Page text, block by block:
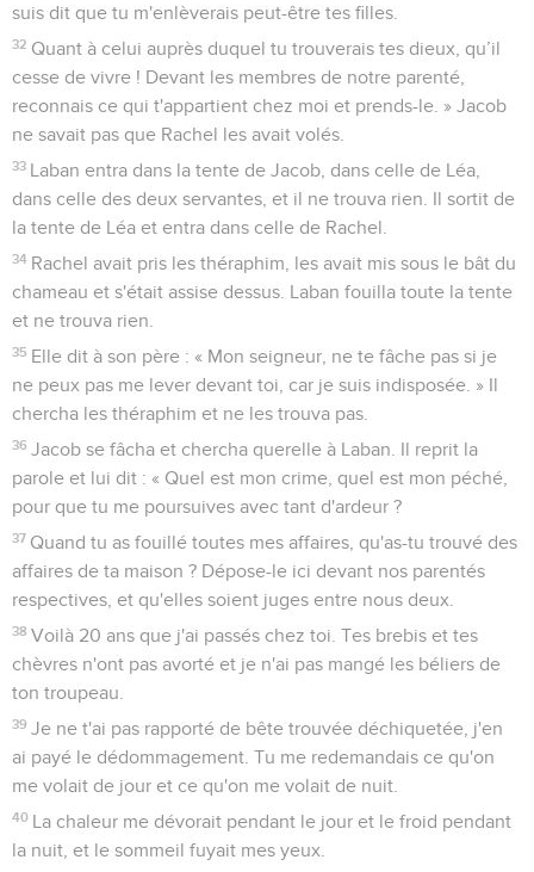
suis dit que tu m'enlèverais peut-être tes filles.
32 Quant à celui auprès duquel tu trouverais tes dieux, qu’il
cesse de vivre ! Devant les membres de notre parenté,
reconnais ce qui t'appartient chez moi et prends-le. » Jacob
ne savait pas que Rachel les avait volés.
33 Laban entra dans la tente de Jacob, dans celle de Léa,
dans celle des deux servantes, et il ne trouva rien. Il sortit de
la tente de Léa et entra dans celle de Rachel.
34 Rachel avait pris les théraphim, les avait mis sous le bât du
chameau et s'était assise dessus. Laban fouilla toute la tente
et ne trouva rien.
35 Elle dit à son père : « Mon seigneur, ne te fâche pas si je
ne peux pas me lever devant toi, car je suis indisposée. » Il
chercha les théraphim et ne les trouva pas.
36 Jacob se fâcha et chercha querelle à Laban. Il reprit la
parole et lui dit : « Quel est mon crime, quel est mon péché,
pour que tu me poursuives avec tant d'ardeur ?
37 Quand tu as fouillé toutes mes affaires, qu'as-tu trouvé des
affaires de ta maison ? Dépose-le ici devant nos parentés
respectives, et qu'elles soient juges entre nous deux.
38 Voilà 20 ans que j'ai passés chez toi. Tes brebis et tes
chèvres n'ont pas avorté et je n'ai pas mangé les béliers de
ton troupeau.
39 Je ne t'ai pas rapporté de bête trouvée déchiquetée, j'en
ai payé le dédommagement. Tu me redemandais ce qu'on
me volait de jour et ce qu'on me volait de nuit.
40 La chaleur me dévorait pendant le jour et le froid pendant
la nuit, et le sommeil fuyait mes yeux.